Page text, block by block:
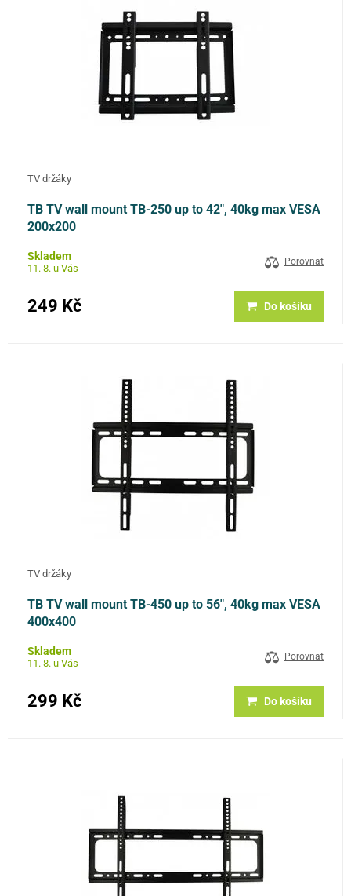
TV držáky
TB TV wall mount TB-250 up to 42", 40kg max VESA
200x200
Skladem
11. 8. u Vás
Porovnat
249 Kč Do košíku
TV držáky
TB TV wall mount TB-450 up to 56", 40kg max VESA
400x400
Skladem
11. 8. u Vás
Porovnat
299 Kč Do košíku